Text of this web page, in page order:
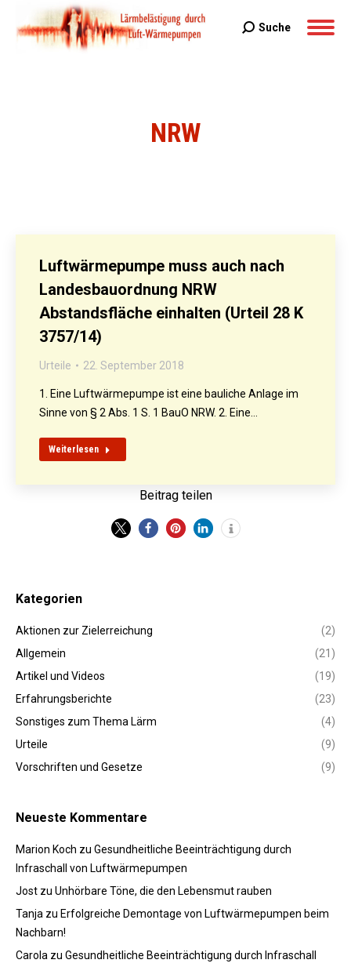
Search:
Suche
NRW
Sie befinden sich hier:
Luftwärmepumpe muss auch nach
Landesbauordnung NRW
Abstandsfläche einhalten (Urteil 28 K
3757/14)
Urteile 22. September 2018
1. Eine Luftwärmepumpe ist eine bauliche Anlage im
Sinne von § 2 Abs. 1 S. 1 BauO NRW. 2. Eine…
Weiterlesen
Beitrag teilen
Kategorien
Aktionen zur Zielerreichung
(2)
Allgemein
(21)
Artikel und Videos
(19)
Erfahrungsberichte
(23)
Sonstiges zum Thema Lärm
(4)
Urteile
(9)
Vorschriften und Gesetze
(9)
Neueste Kommentare
Marion Koch zu Gesundheitliche Beeinträchtigung durch
Infraschall von Luftwärmepumpen
Jost zu Unhörbare Töne, die den Lebensmut rauben
Tanja zu Erfolgreiche Demontage von Luftwärmepumpen beim
Nachbarn!
Carola zu Gesundheitliche Beeinträchtigung durch Infraschall